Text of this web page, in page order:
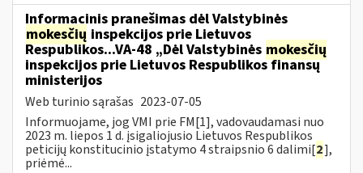
Informacinis pranešimas dėl Valstybinės
mokesčių inspekcijos prie Lietuvos
Respublikos...VA-48 „Dėl Valstybinės mokesčių
inspekcijos prie Lietuvos Respublikos finansų
ministerijos
Web turinio sąrašas 2023-07-05
Informuojame, jog VMI prie FM[1], vadovaudamasi nuo
2023 m. liepos 1 d. įsigaliojusio Lietuvos Respublikos
peticijų konstitucinio įstatymo 4 straipsnio 6 dalimi[2],
priėmė...